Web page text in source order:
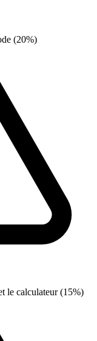
(20%)
le calculateur (15%)